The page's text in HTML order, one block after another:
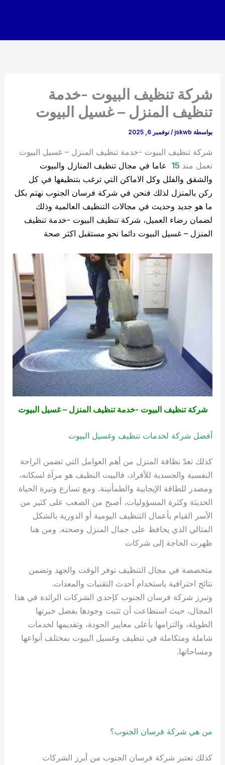
شركة تنظيف البيوت -خدمة
تنظيف المنزل – غسيل البيوت
بواسطة jskwb
/نوفمبر 6, 2025
شركة تنظيف البيوت -خدمة تنظيف المنزل – غسيل البيوت
نعمل منذ 15 عاما في مجال تنظيف المنازل والبيوت
والشقق والفلل وكل الاماكن التي ترغب بتنظيفها في كل
ركن بالمنزل لذلك فنحن في شركة فرسان الجنوب نهتم بكل
ما هو جديد وحديث في مجالات التنظيف العالمية وذلك
لضمان رضاء العميل، شركة تنظيف البيوت -خدمة تنظيف
المنزل – غسيل البيوت دائما نحو مستقبل اكثر صحة
شركة تنظيف البيوت -خدمة تنظيف المنزل – غسيل البيوت
أفضل شركة لخدمات تنظيف وغسيل البيوت
كذلك تعدّ نظافة المنزل من أهم العوامل التي تضمن الراحة
النفسية والجسدية للأفراد، فالبيت النظيف هو مرآة لسكانه،
ومصدر للطاقة الإيجابية والطمأنينة. ومع تسارع وتيرة الحياة
الحديثة وكثرة المسؤوليات، أصبح من الصعب على كثير من
الأسر القيام بأعمال التنظيف اليومية أو الدورية بالشكل
المثالي الذي يحافظ على جمال المنزل وصحته. ومن هنا
ظهرت الحاجة إلى شركات
متخصصة في مجال التنظيف توفر الوقت والجهد وتضمن
نتائج احترافية باستخدام أحدث التقنيات والمعدات.
وتبرز شركة فرسان الجنوب كإحدى الشركات الرائدة في هذا
المجال، حيث استطاعت أن تثبت وجودها بفضل خبرتها
الطويلة، والتزامها بأعلى معايير الجودة، وتقديمها لخدمات
شاملة ومتكاملة في تنظيف وغسيل البيوت بمختلف أنواعها
ومساحاتها.
من هي شركة فرسان الجنوب؟
كذلك تعتبر شركة فرسان الجنوب من أبرز الشركات